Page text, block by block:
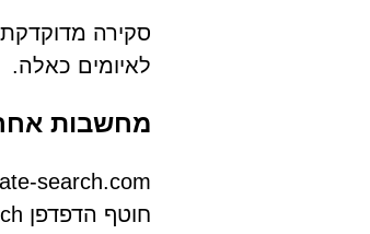
סקירה
לאיומים כאלה.
מחשבות